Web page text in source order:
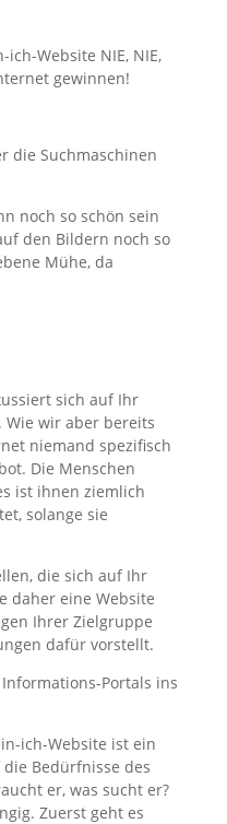
Website NIE, NIE,
gewinnen!
die Suchmaschinen
noch so schön sein
den Bildern noch so
Mühe, da
sich auf Ihr
Wie wir aber bereits
niemand spezifisch
Die Menschen
ist ihnen ziemlich
solange sie
die sich auf Ihr
daher eine Website
Ihrer Zielgruppe
dafür vorstellt.
Portals ins
ich-Website ist ein
Bedürfnisse des
er, was sucht er?
Zuerst geht es